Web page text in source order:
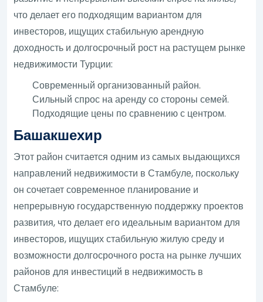
что делает его подходящим вариантом для
инвесторов, ищущих стабильную арендную
доходность и долгосрочный рост на растущем рынке
недвижимости Турции:
Современный организованный район.
Сильный спрос на аренду со стороны семей.
Подходящие цены по сравнению с центром.
Башакшехир
Этот район считается одним из самых выдающихся
направлений недвижимости в Стамбуле, поскольку
он сочетает современное планирование и
непрерывную государственную поддержку проектов
развития, что делает его идеальным вариантом для
инвесторов, ищущих стабильную жилую среду и
возможности долгосрочного роста на рынке лучших
районов для инвестиций в недвижимость в
Стамбуле: